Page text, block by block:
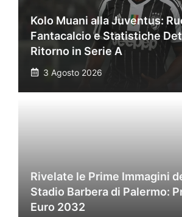
Kolo Muani alla Juventus:
Fantacalcio e Statistiche
Ritorno in Serie A
3 Agosto 2026
Rivelate le Prime Immagini
Stadio Barbera di Palermo:
Euro 2032